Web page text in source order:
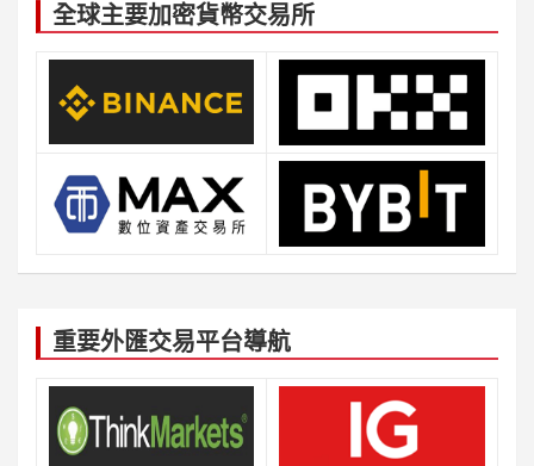
全球主要加密貨幣交易所
重要外匯交易平台導航